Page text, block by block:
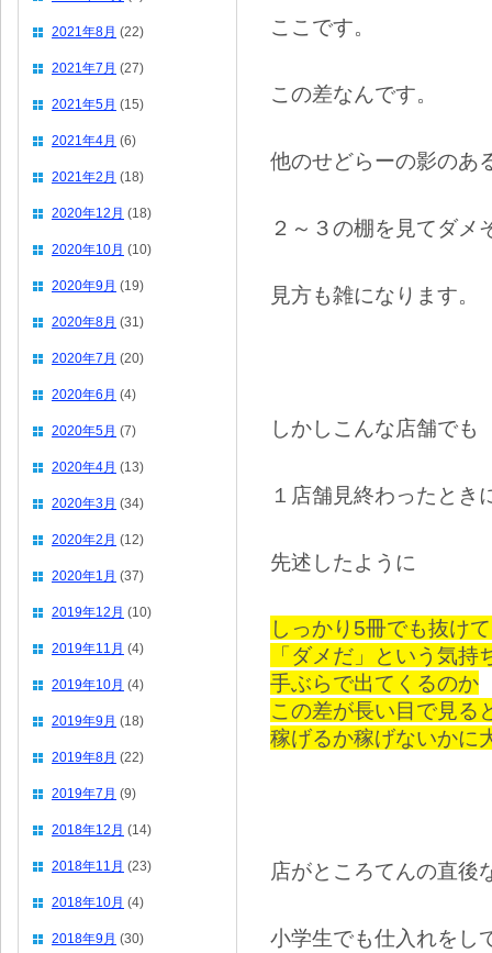
ここです。
この差なんです。
他のせどらーの影のあ
２～３の棚を見てダメ
見方も雑になります。
しかしこんな店舗でも
１店舗見終わったとき
先述したように
しっかり5冊でも抜け
「ダメだ」という気持
手ぶらで出てくるのか
この差が長い目で見る
稼げるか稼げないかに
店がところてんの直後
小学生でも仕入れをし
2021年8月 (22)
2021年7月 (27)
2021年5月 (15)
2021年4月 (6)
2021年2月 (18)
2020年12月 (18)
2020年10月 (10)
2020年9月 (19)
2020年8月 (31)
2020年7月 (20)
2020年6月 (4)
2020年5月 (7)
2020年4月 (13)
2020年3月 (34)
2020年2月 (12)
2020年1月 (37)
2019年12月 (10)
2019年11月 (4)
2019年10月 (4)
2019年9月 (18)
2019年8月 (22)
2019年7月 (9)
2018年12月 (14)
2018年11月 (23)
2018年10月 (4)
2018年9月 (30)